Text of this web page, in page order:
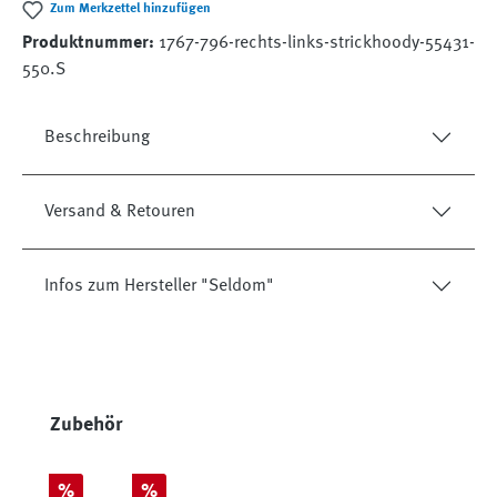
Zum Merkzettel hinzufügen
Produktnummer: 1767-796-rechts-links-strickhoody-55431-
550.S
Beschreibung
Versand & Retouren
Infos zum Hersteller "Seldom"
Produktgalerie überspringen
Zubehör
Rabatt
% Rabatt
%